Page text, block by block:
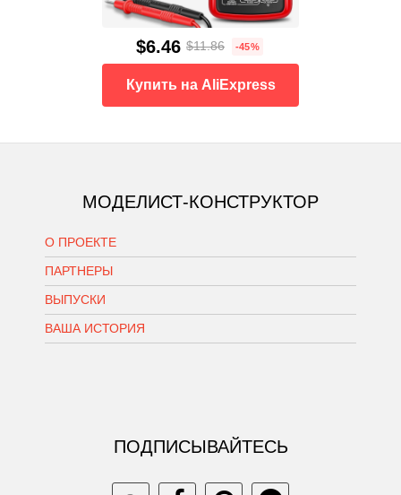
$6.46 $11.86 -45%
Купить на AliExpress
МОДЕЛИСТ-КОНСТРУКТОР
О ПРОЕКТЕ
ПАРТНЕРЫ
ВЫПУСКИ
ВАША ИСТОРИЯ
ПОДПИСЫВАЙТЕСЬ